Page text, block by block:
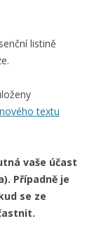
listině
textu
vaše účast
Případně je
se ze